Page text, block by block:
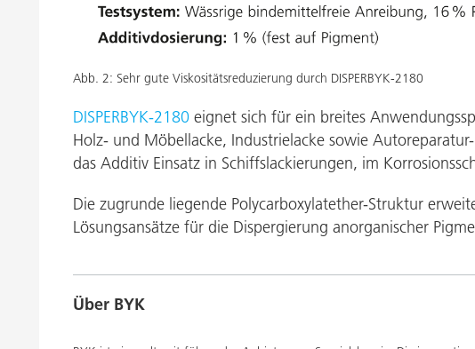
Abb. 2: Sehr gute Viskositätsreduzierung durch DISPERBYK-2180
DISPERBYK-2180 eignet sich für ein breites
Holz- und Möbellacke, Industrielacke sowie
das Additiv Einsatz in Schiffslackierungen, im
Die zugrunde liegende Polycarboxylatether-Struktur
Lösungsansätze für die Dispergierung anorganischer
Über BYK